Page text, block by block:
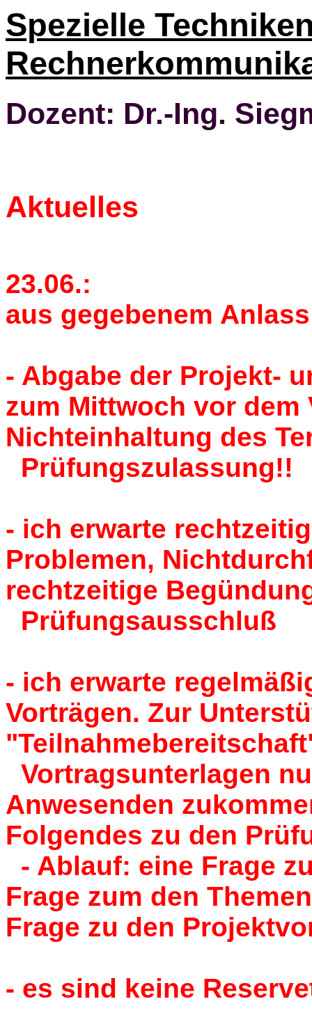
Spezielle
Dozent: Dr.-Ing.
Aktuelles
23.06.:
aus gegebenem
- Abgabe der Projekt-
zum Mittwoch vor dem
Nichteinhaltung des
Prüfungszulassung!!
- ich erwarte
Problemen,
rechtzeitige
Prüfungsausschluß
- ich erwarte
Vorträgen. Zur
Vortragsunterlagen
Anwesenden
Folgendes zu den
- Ablauf: eine Frage
Frage zum den
Frage zu den
- es sind keine